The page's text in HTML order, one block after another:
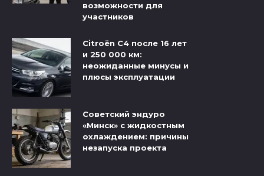
возможности для
участников
Citroёn C4 после 16 лет
и 250 000 км:
неожиданные минусы и
плюсы эксплуатации
Советский эндуро
«Минск» с жидкостным
охлаждением: причины
незапуска проекта